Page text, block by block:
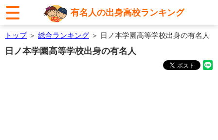
有名人の出身高校ランキング
トップ＞ 総合ランキング ＞ 日ノ本学園高等学校出身の有名人
日ノ本学園高等学校出身の有名人